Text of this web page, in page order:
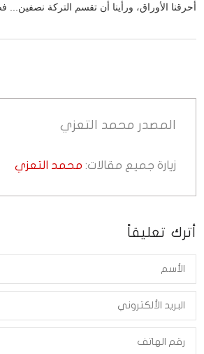
أحرقنا الأوراق، ورأينا أن تقسم التركة
المصدر محمد التعزي
زيارة جميع مقالات: محمد التعزي
أترك تعليقاً